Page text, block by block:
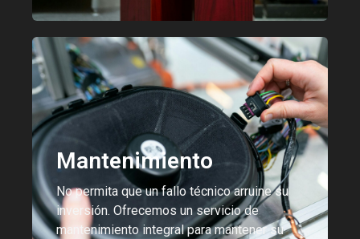
Mantenimiento
No permita que un fallo técnico arruine su
inversión. Ofrecemos un servicio de
mantenimiento integral para mantener su